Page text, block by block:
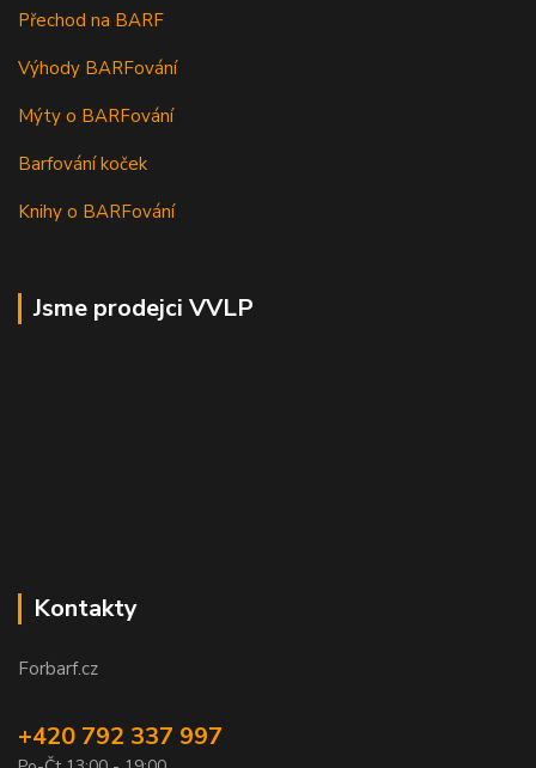
Přechod na BARF
Výhody BARFování
Mýty o BARFování
Barfování koček
Knihy o BARFování
Jsme prodejci VVLP
Kontakty
Forbarf.cz
+420 792 337 997